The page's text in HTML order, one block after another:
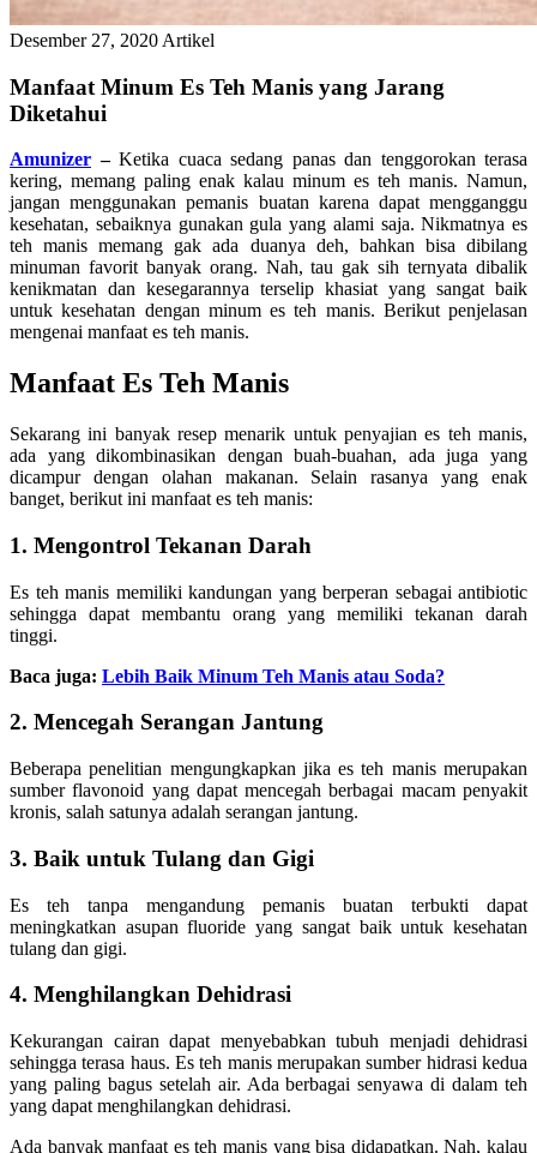
Desember 27, 2020 Artikel
Manfaat Minum Es Teh Manis yang Jarang
Diketahui
Amunizer –Ketika cuaca sedang panas dan tenggorokan terasa
kering, memang paling enak kalau minum es teh manis. Namun,
jangan menggunakan pemanis buatan karena dapat mengganggu
kesehatan, sebaiknya gunakan gula yang alami saja. Nikmatnya es
teh manis memang gak ada duanya deh, bahkan bisa dibilang
minuman favorit banyak orang. Nah, tau gak sih ternyata dibalik
kenikmatan dan kesegarannya terselip khasiat yang sangat baik
untuk kesehatan dengan minum es teh manis. Berikut penjelasan
mengenai manfaat es teh manis.
Manfaat Es Teh Manis
Sekarang ini banyak resep menarik untuk penyajian es teh manis,
ada yang dikombinasikan dengan buah-buahan, ada juga yang
dicampur dengan olahan makanan. Selain rasanya yang enak
banget, berikut ini manfaat es teh manis:
1. Mengontrol Tekanan Darah
Es teh manis memiliki kandungan yang berperan sebagai antibiotic
sehingga dapat membantu orang yang memiliki tekanan darah
tinggi.
Baca juga: Lebih Baik Minum Teh Manis atau Soda?
2. Mencegah Serangan Jantung
Beberapa penelitian mengungkapkan jika es teh manis merupakan
sumber flavonoid yang dapat mencegah berbagai macam penyakit
kronis, salah satunya adalah serangan jantung.
3. Baik untuk Tulang dan Gigi
Es teh tanpa mengandung pemanis buatan terbukti dapat
meningkatkan asupan fluoride yang sangat baik untuk kesehatan
tulang dan gigi.
4. Menghilangkan Dehidrasi
Kekurangan cairan dapat menyebabkan tubuh menjadi dehidrasi
sehingga terasa haus. Es teh manis merupakan sumber hidrasi kedua
yang paling bagus setelah air. Ada berbagai senyawa di dalam teh
yang dapat menghilangkan dehidrasi.
Ada banyak manfaat es teh manis yang bisa didapatkan. Nah, kalau